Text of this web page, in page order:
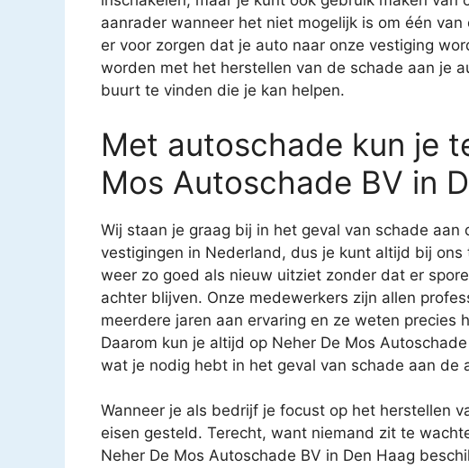
aanrader wanneer het niet mogelijk is om één
er voor zorgen dat je auto naar onze vestiging
worden met het herstellen van de schade aan je
buurt te vinden die je kan helpen.
Met autoschade kun je
Mos Autoschade BV in
Wij staan je graag bij in het geval van schade aan
vestigingen in Nederland, dus je kunt altijd bij
weer zo goed als nieuw uitziet zonder dat er
achter blijven. Onze medewerkers zijn allen
meerdere jaren aan ervaring en ze weten precies
Daarom kun je altijd op Neher De Mos
wat je nodig hebt in het geval van schade aan de
Wanneer je als bedrijf je focust op het herstellen
eisen gesteld. Terecht, want niemand zit te
Neher De Mos Autoschade BV in Den Haag